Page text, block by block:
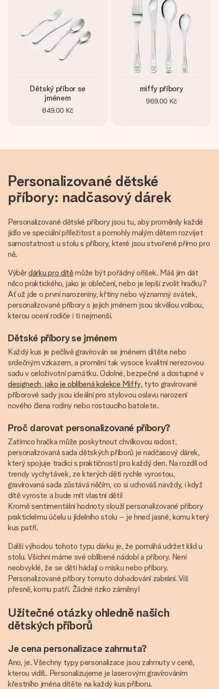
jménem, vaší fotografií nebo vzkazem, který doopravdy
zahřeje u srdce. Žádné zbytečné složitosti, jen spousta
lásky pro daný okamžik.
Dětský příbor se
jménem
849,00 Kč
miffy příbory
969,00 Kč
Personalizované dětské
příbory: nadčasový dárek
Personalizované dětské příbory jsou tu, aby proměnily každé
jídlo ve speciální příležitost a pomohly malým dětem rozvíjet
samostatnost u stolu s příbory, které jsou stvořené přímo pro
ně.
Výběrdárku pro dítěmůže být pořádný oříšek. Máš jim dát
něco praktického, jako je oblečení, nebo je lepší zvolit hračku?
Ať už jde o první narozeniny, křtiny nebo významný svátek,
personalizované příbory s jejich jménem jsou skvělou volbou,
kterou ocení rodiče i ti nejmenší.
Dětské příbory se jménem
Každý kus je pečlivě gravírován se jménem dítěte nebo
srdečným vzkazem, a promění tak vysoce kvalitní nerezovou
sadu v celoživotní památku. Odolné, bezpečné a dostupné v
designech, jako je oblíbená kolekce Miffy, tyto gravírované
příborové sady jsou ideální pro stylovou oslavu narození
nového člena rodiny nebo rostoucího batolete.
Proč darovat personalizované příbory?
Zatímco hračka může poskytnout chvilkovou radost,
personalizovaná sada dětských příborů je nadčasový dárek,
který spojuje tradici s praktičností pro každý den. Na rozdíl od
trendy vychytávek, ze kterých děti rychle vyrostou,
gravírovaná sada zůstává něčím, co si uchováš navždy, i když
dítě vyroste a bude mít vlastní děti!
Kromě sentimentální hodnoty slouží personalizované příbory
praktickému účelu u jídelního stolu – je hned jasné, komu který
kus patří.
Další výhodou tohoto typu dárku je, že pomáhá udržet klid u
stolu. Všichni máme své oblíbené nádobí a příbory. Není
neobvyklé, že se děti hádají o misku nebo příbory.
Personalizované příbory tomuto dohadování zabrání. Víš
přesně, komu patří. Žádné riziko záměny!
Užitečné otázky ohledně našich
dětských příborů
Je cena personalizace zahrnuta?
Ano, je. Všechny typy personalizace jsou zahrnuty v ceně,
kterou vidíš. Personalizujeme je laserovým gravírováním
křestního jména dítěte na každý kus příboru.